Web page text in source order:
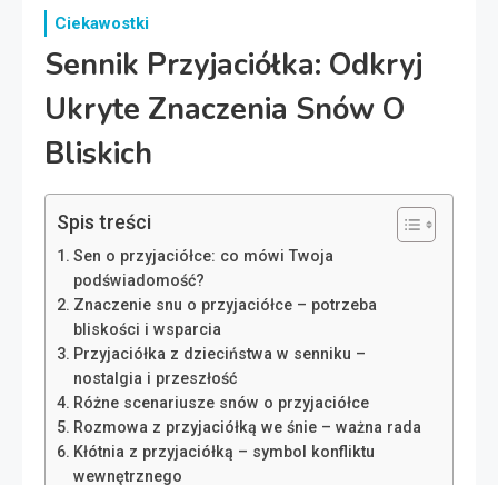
Ciekawostki
Sennik Przyjaciółka: Odkryj
Ukryte Znaczenia Snów O
Bliskich
Spis treści
Sen o przyjaciółce: co mówi Twoja
podświadomość?
Znaczenie snu o przyjaciółce – potrzeba
bliskości i wsparcia
Przyjaciółka z dzieciństwa w senniku –
nostalgia i przeszłość
Różne scenariusze snów o przyjaciółce
Rozmowa z przyjaciółką we śnie – ważna rada
Kłótnia z przyjaciółką – symbol konfliktu
wewnętrznego